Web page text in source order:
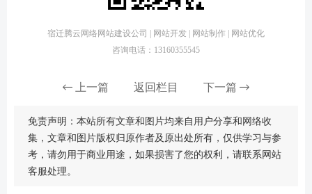
宿迁腾云网络网站建设公司 | 网站开发 | 网站制作 | 网站优化
咨询电话：13160355545
上一篇 返回栏目 下一篇
免责声明：本站所有文章和图片均来自用户分享和网络收
集，文章和图片版权归原作者及原出处所有，仅供学习与参
考，请勿用于商业用途，如果损害了您的权利，请联系网站
客服处理。